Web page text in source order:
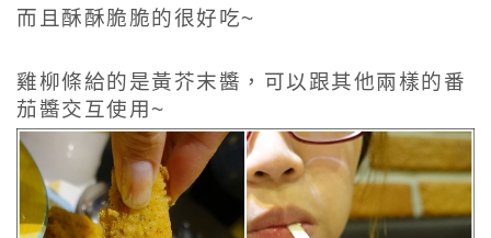
而且酥酥脆脆的很好吃~
雞柳條給的是黃芥末醬 ， 可以跟其他兩樣的番
茄醬交互使用~